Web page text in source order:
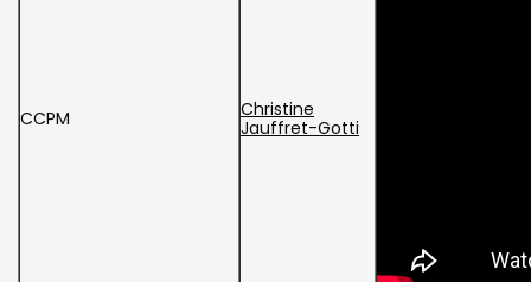
CCPM
Christine
Jauffret-Gotti